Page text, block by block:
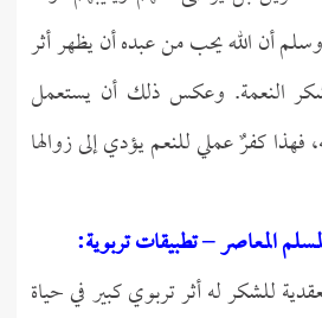
أن الله يحب من عبده أن يظهر أثر
النعمة. وعكس ذلك أن يستعمل
فهذا كفرٌ عملي للنعم يؤدي إلى زوالها
المعاصر – تطبيقات تربوية:
للشكر له أثر تربوي كبير في حياة